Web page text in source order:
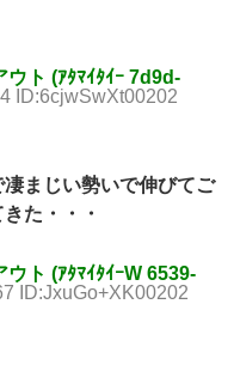
ト (ｱﾀﾏｲﾀｲｰ 7d9d-
ID:6cjwSwXt00202
まじい勢いで伸びてご
た・・・
ト (ｱﾀﾏｲﾀｲｰW 6539-
ID:JxuGo+XK00202